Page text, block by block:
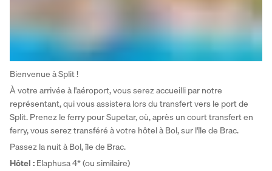
Bienvenue à Split !
À votre arrivée à l'aéroport, vous serez accueilli par notre
représentant, qui vous assistera lors du transfert vers le port de
Split. Prenez le ferry pour Supetar, où, après un court transfert en
ferry, vous serez transféré à votre hôtel à Bol, sur l'île de Brac.
Passez la nuit à Bol, île de Brac.
Hôtel: Elaphusa 4* (ou similaire)